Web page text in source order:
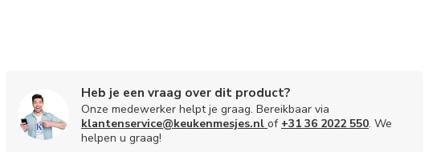
Heb je een vraag over dit product?
Onze medewerker helpt je graag. Bereikbaar via
klantenservice@keukenmesjes.nl of +31 36 2022 550. We
helpen u graag!